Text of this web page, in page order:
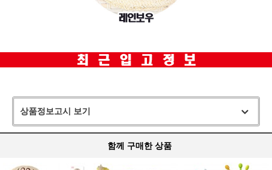
상품정보고시 보기
함께 구매한 상품